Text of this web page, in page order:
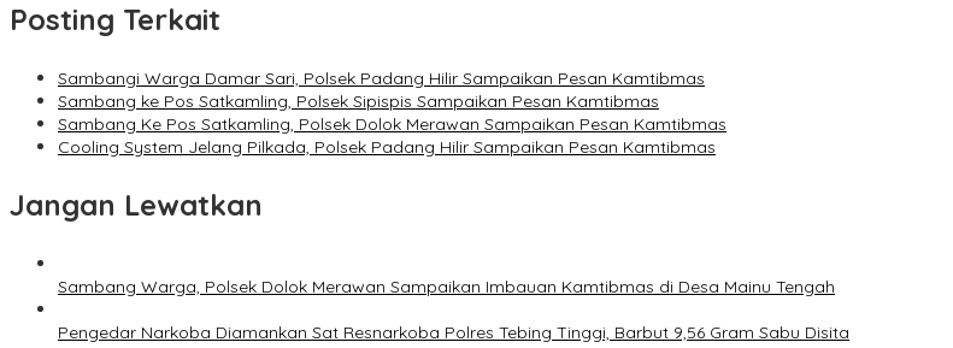
Posting Terkait
Sambangi Warga Damar Sari, Polsek Padang Hilir Sampaikan Pesan Kamtibmas
Sambang ke Pos Satkamling, Polsek Sipispis Sampaikan Pesan Kamtibmas
Sambang Ke Pos Satkamling, Polsek Dolok Merawan Sampaikan Pesan Kamtibmas
Cooling System Jelang Pilkada, Polsek Padang Hilir Sampaikan Pesan Kamtibmas
Jangan Lewatkan
Sambang Warga, Polsek Dolok Merawan Sampaikan Imbauan Kamtibmas di Desa Mainu Tengah
Pengedar Narkoba Diamankan Sat Resnarkoba Polres Tebing Tinggi, Barbut 9,56 Gram Sabu Disita